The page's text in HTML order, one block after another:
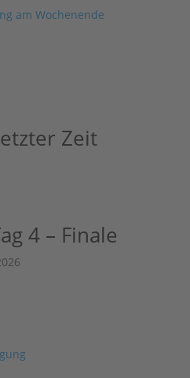
am Wochenende
Zeit
4 – Finale